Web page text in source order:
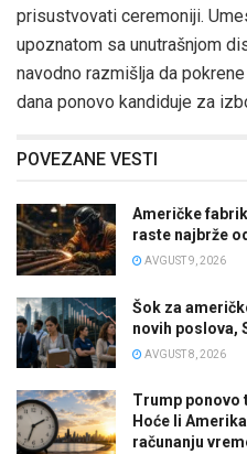
prisustvovati ceremoniji.
upoznatom sa unutrašnjom
navodno razmišlja da
dana ponovo kandiduje za
POVEZANE VESTI
Američke
raste najbrže
AVGUST 9, 2026
Šok za
novih poslova,
AVGUST 8, 2026
Trump ponovo
Hoće li
računanju